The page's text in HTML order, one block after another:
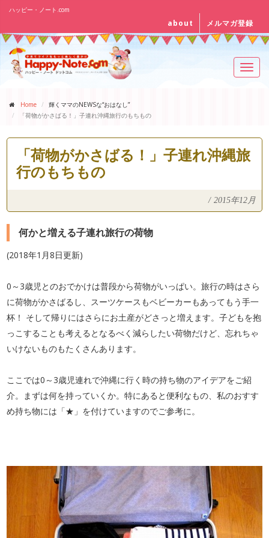
ハッピー・ノート.com
about メルマガ登録
Home
輝くママのNEWSな“おはなし”
「荷物がかさばる！」子連れ沖縄旅行のもちもの
「荷物がかさばる！」子連れ沖縄旅
行のもちもの
/ 2015年12月
何かと増える子連れ旅行の荷物
(2018年1月8日更新)
0～3歳児とのおでかけは普段から荷物がいっぱい。旅行の時はさら
に荷物がかさばるし、スーツケースもベビーカーもあってもう手一
杯！ そして帰りにはさらにお土産がどさっと増えます。子どもを抱
っこすることも考えるとなるべく減らしたい荷物だけど、忘れちゃ
いけないものもたくさんあります。
ここでは0～3歳児連れで沖縄に行く時の持ち物のアイデアをご紹
介。まずは何を持っていくか。特にあると便利なもの、私のおすす
め持ち物には「★」を付けていますのでご参考に。